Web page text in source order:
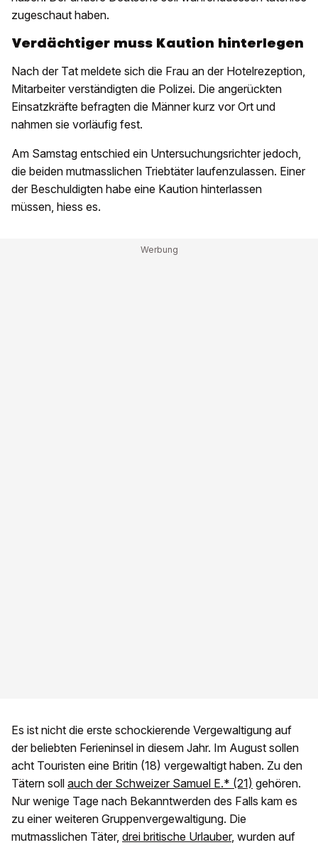
zugeschaut haben.
Verdächtiger muss Kaution hinterlegen
Nach der Tat meldete sich die Frau an der Hotelrezeption,
Mitarbeiter verständigten die Polizei. Die angerückten
Einsatzkräfte befragten die Männer kurz vor Ort und
nahmen sie vorläufig fest.
Am Samstag entschied ein Untersuchungsrichter jedoch,
die beiden mutmasslichen Triebtäter laufenzulassen. Einer
der Beschuldigten habe eine Kaution hinterlassen
müssen, hiess es.
Es ist nicht die erste schockierende Vergewaltigung auf
der beliebten Ferieninsel in diesem Jahr. Im August sollen
acht Touristen eine Britin (18) vergewaltigt haben. Zu den
Tätern soll auch der Schweizer Samuel E.* (21) gehören.
Nur wenige Tage nach Bekanntwerden des Falls kam es
zu einer weiteren Gruppenvergewaltigung. Die
mutmasslichen Täter, drei britische Urlauber, wurden auf